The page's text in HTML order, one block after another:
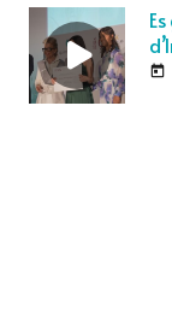
today